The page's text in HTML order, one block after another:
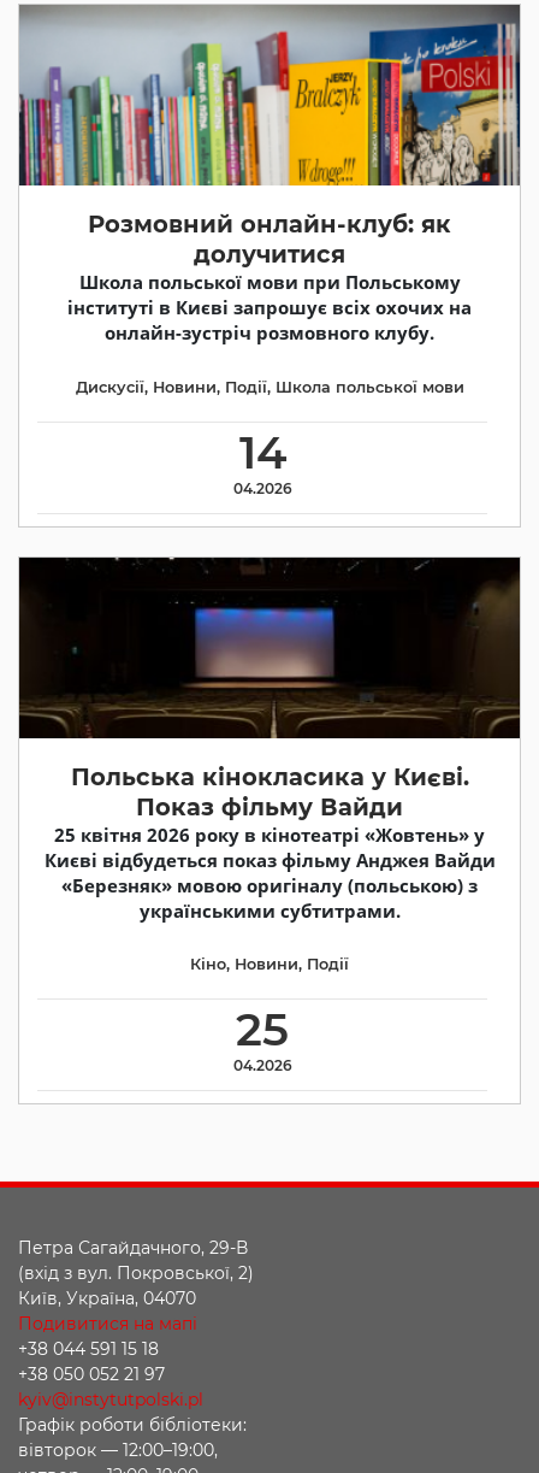
Розмовний онлайн-клуб: як
долучитися
Школа польської мови при Польському
інституті в Києві запрошує всіх охочих на
онлайн-зустріч розмовного клубу.
14
04.2026
Дискусії, Новини, Події, Школа польської мови
Польська кінокласика у Києві.
Показ фільму Вайди
25 квітня 2026 року в кінотеатрі «Жовтень» у
Києві відбудеться показ фільму Анджея Вайди
«Березняк» мовою оригіналу (польською) з
українськими субтитрами.
25
04.2026
Кіно, Новини, Події
Петра Сагайдачного, 29-В
(вхід з вул. Покровської, 2)
Київ, Україна, 04070
Подивитися на мапі
+38 044 591 15 18
+38 050 052 21 97
kyiv@instytutpolski.pl
Графік роботи бібліотеки:
вівторок — 12:00–19:00,